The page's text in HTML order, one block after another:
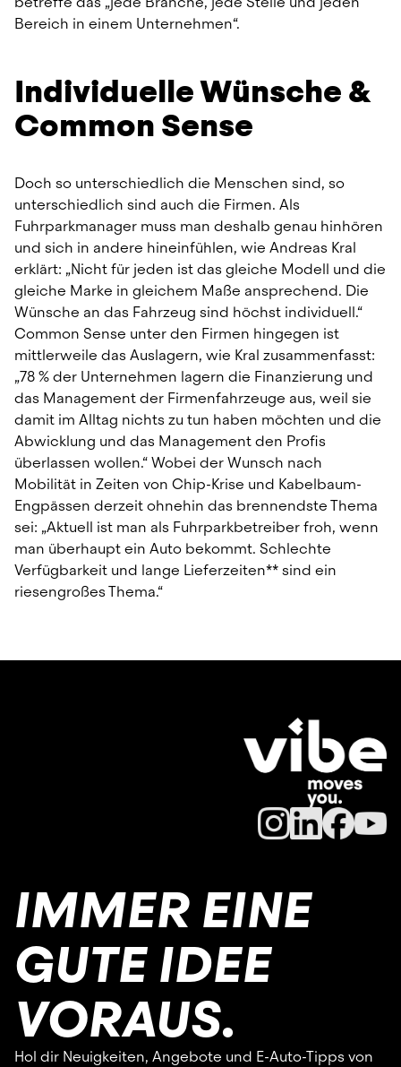
Bereich in einem Unternehmen“.
Individuelle Wünsche &
Common Sense
Doch so unterschiedlich die Menschen sind, so
unterschiedlich sind auch die Firmen. Als
Fuhrparkmanager muss man deshalb genau hinhören
und sich in andere hineinfühlen, wie Andreas Kral
erklärt: „Nicht für jeden ist das gleiche Modell und die
gleiche Marke in gleichem Maße ansprechend. Die
Wünsche an das Fahrzeug sind höchst individuell.“
Common Sense unter den Firmen hingegen ist
mittlerweile das Auslagern, wie Kral zusammenfasst:
„78 % der Unternehmen lagern die Finanzierung und
das Management der Firmenfahrzeuge aus, weil sie
damit im Alltag nichts zu tun haben möchten und die
Abwicklung und das Management den Profis
überlassen wollen.“ Wobei der Wunsch nach
Mobilität in Zeiten von Chip-Krise und Kabelbaum-
Engpässen derzeit ohnehin das brennendste Thema
sei: „Aktuell ist man als Fuhrparkbetreiber froh, wenn
man überhaupt ein Auto bekommt. Schlechte
Verfügbarkeit und lange Lieferzeiten** sind ein
riesengroßes Thema.“
IMMER EINE
GUTE IDEE
VORAUS.
Hol dir Neuigkeiten, Angebote und E-Auto-Tipps von